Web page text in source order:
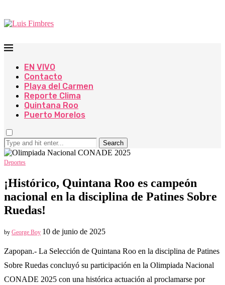
EN VIVO
Contacto
Playa del Carmen
Reporte Clima
Quintana Roo
Puerto Morelos
Search
Deportes
¡Histórico, Quintana Roo es campeón
nacional en la disciplina de Patines Sobre
Ruedas!
by George Boy 10 de junio de 2025
Zapopan.- La Selección de Quintana Roo en la disciplina de Patines
Sobre Ruedas concluyó su participación en la Olimpiada Nacional
CONADE 2025 con una histórica actuación al proclamarse por